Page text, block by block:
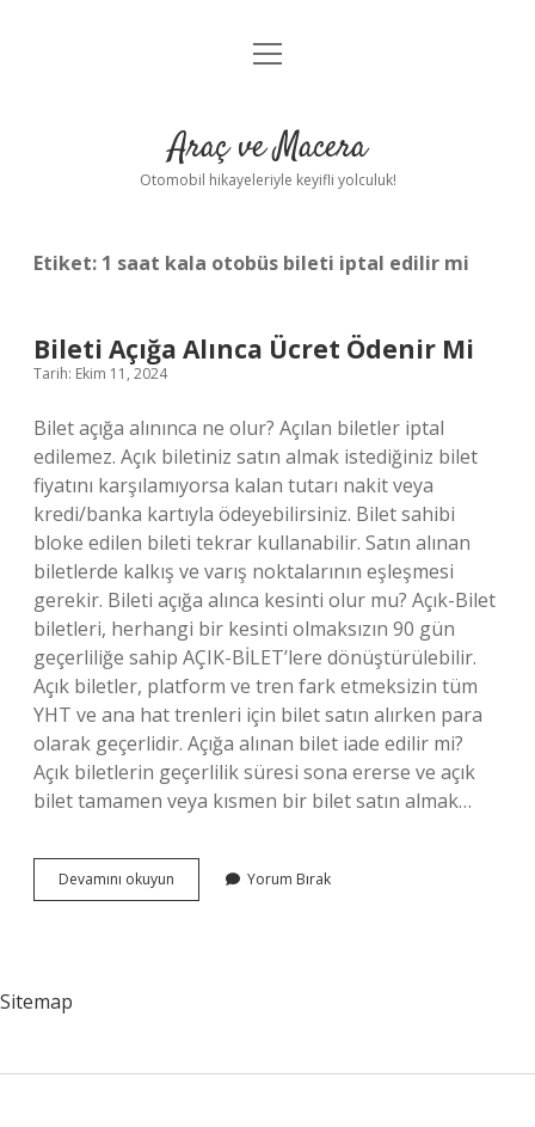
Anasayfa
Yasal Uyarı
menüyü
Araç ve Macera
Otomobil hikayeleriyle keyifli yolculuk!
Etiket: 1 saat kala otobüs bileti iptal edilir mi
Bileti Açığa Alınca Ücret Ödenir Mi
Tarih: Ekim 11, 2024
Bilet açığa alınınca ne olur? Açılan biletler iptal
edilemez. Açık biletiniz satın almak istediğiniz bilet
fiyatını karşılamıyorsa kalan tutarı nakit veya
kredi/banka kartıyla ödeyebilirsiniz. Bilet sahibi
bloke edilen bileti tekrar kullanabilir. Satın alınan
biletlerde kalkış ve varış noktalarının eşleşmesi
gerekir. Bileti açığa alınca kesinti olur mu? Açık-Bilet
biletleri, herhangi bir kesinti olmaksızın 90 gün
geçerliliğe sahip AÇIK-BİLET’lere dönüştürülebilir.
Açık biletler, platform ve tren fark etmeksizin tüm
YHT ve ana hat trenleri için bilet satın alırken para
olarak geçerlidir. Açığa alınan bilet iade edilir mi?
Açık biletlerin geçerlilik süresi sona ererse ve açık
bilet tamamen veya kısmen bir bilet satın almak…
Devamını okuyun
Açığa
Yorum Bırak
Sitemap